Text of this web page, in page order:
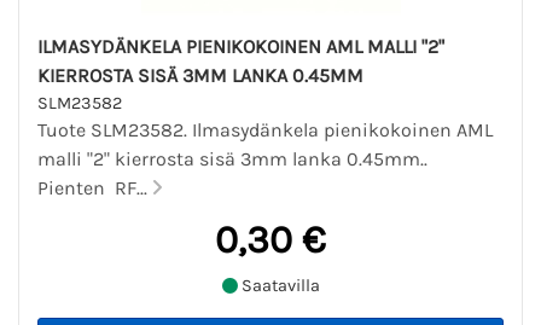
ILMASYDÄNKELA PIENIKOKOINEN AML MALLI "2"
KIERROSTA SISÄ 3MM LANKA 0.45MM
SLM23582
Tuote SLM23582. Ilmasydänkela pienikokoinen AML
malli "2" kierrosta sisä 3mm lanka 0.45mm..
Pienten RF...
0,30 €
Saatavilla